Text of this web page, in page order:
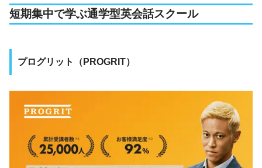
短期集中で学ぶ通学型英会話スクール
プログリット（PROGRIT）